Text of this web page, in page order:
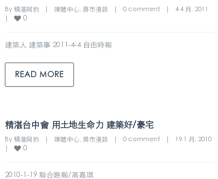
By 精湛阿豹 媒體中心, 房市漫談 0 comment
0
建築人 建築事 2011-4-4 自由時報
READ MORE
精湛台中會 用土地生命力 建築好/豪宅
By 精湛阿豹 媒體中心, 房市漫談 0 comment
0
2010-1-19 聯合晚報/高嘉琪